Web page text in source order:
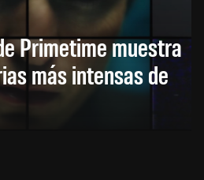
Primetime muestra
más intensas de